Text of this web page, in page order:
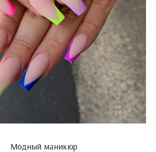
Модный маникюр